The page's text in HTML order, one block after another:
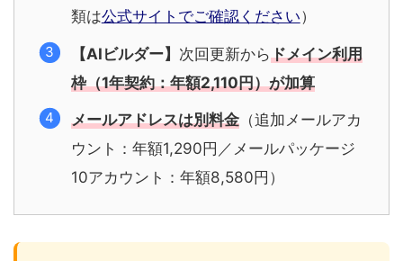
類は公式サイトでご確認ください）
【AIビルダー】 次回更新からドメイン利用
枠（1年契約：年額2,110円）が加算
メールアドレスは別料金（追加メールアカ
ウント：年額1,290円／メールパッケージ
10アカウント：年額8,580円）